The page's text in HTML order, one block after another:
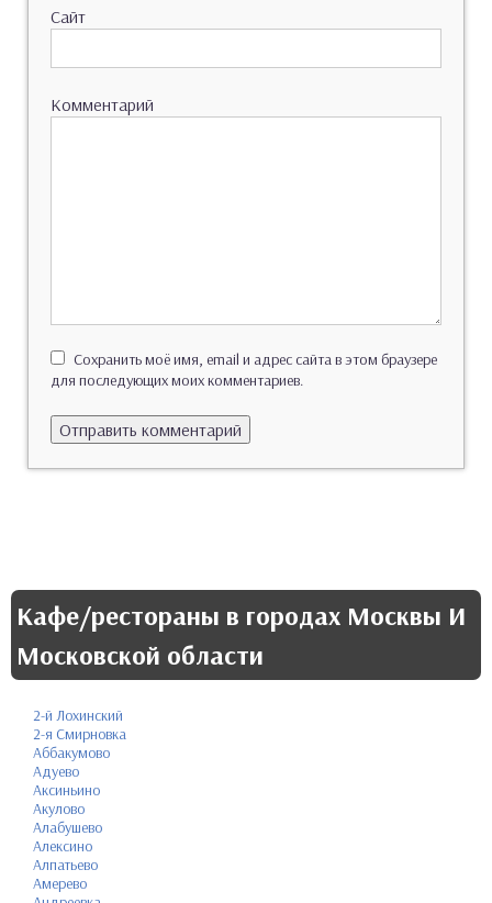
Сайт
Комментарий
Сохранить моё имя, email и адрес сайта в этом браузере
для последующих моих комментариев.
Кафе/рестораны в городах Москвы И
Московской области
2-й Лохинский
2-я Смирновка
Аббакумово
Адуево
Аксиньино
Акулово
Алабушево
Алексино
Алпатьево
Амерево